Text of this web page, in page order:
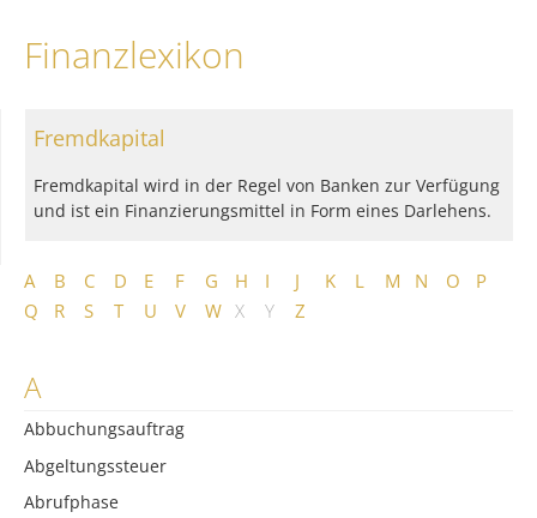
Finanzlexikon
A B C D E F G H I J K L M N O
P
Q
R S T U V W X Y Z
A
Abbuchungsauftrag
Abgeltungssteuer
Abrufphase
Fremdkapital
Fremdkapital wird in der Regel von Banken zur Verfügung
und ist ein Finanzierungsmittel in Form eines Darlehens.